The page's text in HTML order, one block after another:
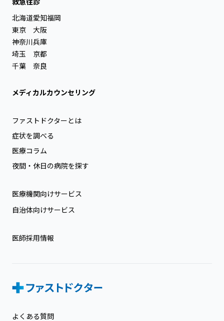
北海道
東京
神奈川
埼玉
千葉
愛知
大阪
兵庫
京都
奈良
福岡
メディカルカウンセリング
ファストドクターとは
症状を調べる
医療コラム
夜間・休日の病院を探す
医療機関向けサービス
自治体向けサービス
医師採用情報
よくある質問